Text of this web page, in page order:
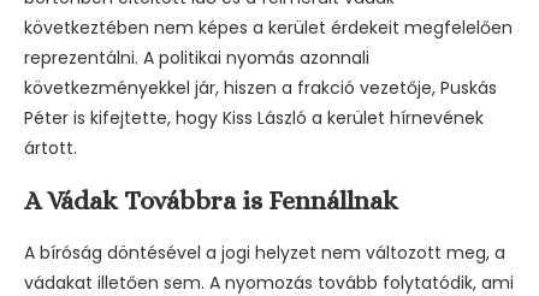
következtében nem képes a kerület érdekeit megfelelően
reprezentálni. A politikai nyomás azonnali
következményekkel jár, hiszen a frakció vezetője, Puskás
Péter is kifejtette, hogy Kiss László a kerület hírnevének
ártott.
A Vádak Továbbra is Fennállnak
A bíróság döntésével a jogi helyzet nem változott meg, a
vádakat illetően sem. A nyomozás tovább folytatódik, ami